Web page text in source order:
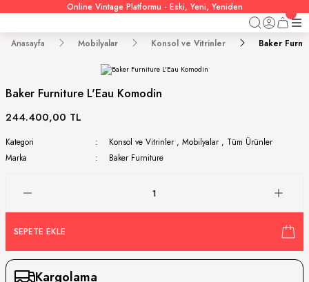
Online Vintage Platformu - Eski, Yeni, Yeniden
Anasayfa Mobilyalar Konsol ve Vitrinler Baker
Baker Furniture L'Eau Komodin
244.400,00 TL
Kategori Konsol ve Vitrinler , Mobilyalar , Tüm Ürünler
Marka
Baker Furniture
SEPETE EKLE
Kargolama